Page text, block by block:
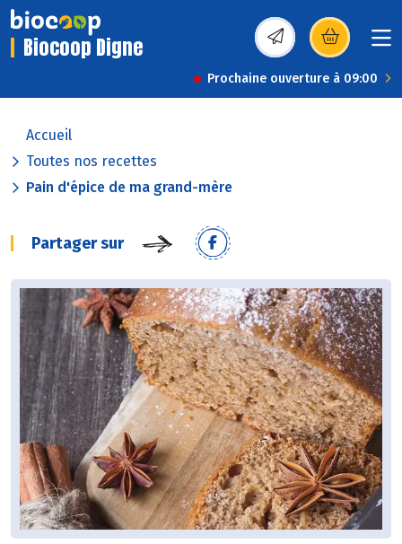
Biocoop Digne (s’ouvre dans une
Prochaine ouverture à 09:00
Accueil
Toutes nos recettes
Pain d'épice de ma grand-mère
Partager sur